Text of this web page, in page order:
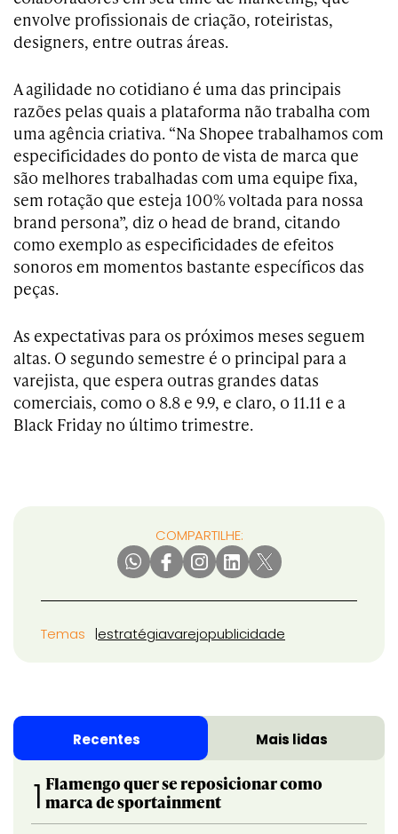
envolve profissionais de criação, roteiristas,
designers, entre outras áreas.
A agilidade no cotidiano é uma das principais
razões pelas quais a plataforma não trabalha com
uma agência criativa. “Na Shopee trabalhamos com
especificidades do ponto de vista de marca que
são melhores trabalhadas com uma equipe fixa,
sem rotação que esteja 100% voltada para nossa
brand persona”, diz o head de brand, citando
como exemplo as especificidades de efeitos
sonoros em momentos bastante específicos das
peças.
As expectativas para os próximos meses seguem
altas. O segundo semestre é o principal para a
varejista, que espera outras grandes datas
comerciais, como o 8.8 e 9.9, e claro, o 11.11 e a
Black Friday no último trimestre.
COMPARTILHE:
Temas estratégiavarejopublicidade
Recentes Mais lidas
1 Flamengo quer se reposicionar como
marca de sportainment